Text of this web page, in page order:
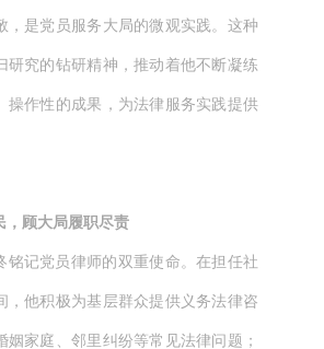
，是党员服务大局的微观实践。这种
研究的钻研精神，推动着他不断凝练
操作性的成果，为法律服务实践提供
，顾大局履职尽责
铭记党员律师的双重使命。在担任社
，他积极为基层群众提供义务法律咨
姻家庭、邻里纠纷等常见法律问题；